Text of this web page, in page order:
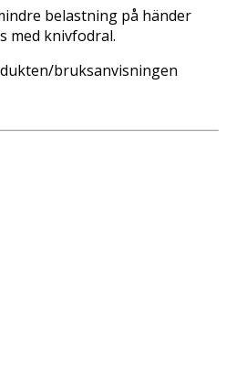
belastning på händer
med knivfodral.
bruksanvisningen